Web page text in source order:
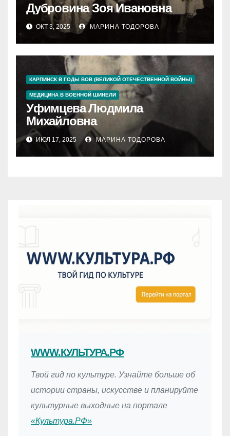
WWW.КУЛЬТУРА.РФ
Твой гид по культуре. Узнайте больше об
истории страны, искусстве и планируйте
культурные выходные на портале
«Культура.РФ»
Дубровина Зоя Ивановна
ОКТ 3, 2025 МАРИНА ТОДОРОВА
КАРПИНСК В ГОДЫ ВОВ (ВЕЛИКОЙ ОТЕЧЕСТВЕННОЙ ВОЙНЫ)
МЕДИЦИНА В ВОЕННОЙ ШИНЕЛИ
Уфимцева Людмила
Михайловна
ИЮЛ 17, 2025 МАРИНА ТОДОРОВА